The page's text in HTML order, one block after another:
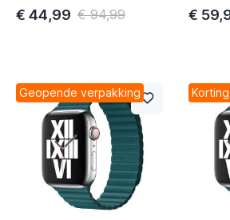
Lemon
€ 44,99 € 94,99
Meyer
€
Geopende verpakking Korting